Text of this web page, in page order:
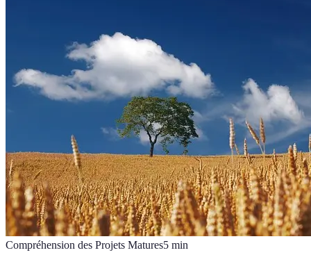
Compréhension des Projets Matures5 min